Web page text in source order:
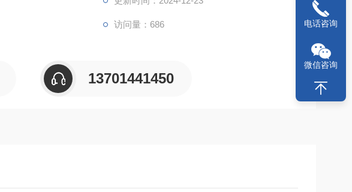
访问量：686
13701441450
电话咨询
微信咨询